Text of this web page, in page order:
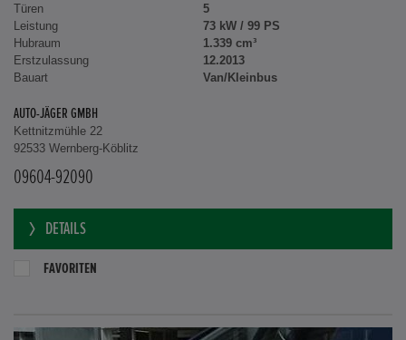
Türen
5
Leistung
73 kW / 99 PS
Hubraum
1.339 cm³
Erstzulassung
12.2013
Bauart
Van/Kleinbus
AUTO-JÄGER GMBH
Kettnitzmühle 22
92533 Wernberg-Köblitz
09604-92090
DETAILS
FAVORITEN